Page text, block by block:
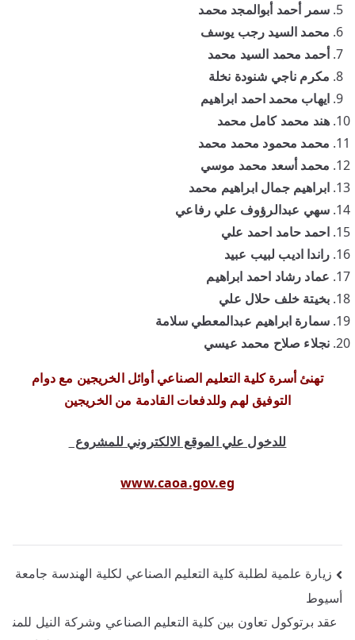
سمر أحمد أبوالمجد محمد
محمد السيد رجب يوسف
أحمد محمد السيد محمد
مكرم ناجي شنودة نخلة
ايهاب محمد احمد ابراهيم
هند محمد كامل محمد
محمد محمود محمد محمد
محمد أسعد محمد موسي
ابراهيم جمال ابراهيم محمد
سهي عبدالرؤوف علي رفاعي
احمد حامد احمد علي
راندا اديب لبيب عبيد
عماد رشاد احمد ابراهيم
بخيتة خلف حلال علي
سمارة ابراهيم عبدالمعطي سلامة
نجلاء صلاح محمد عيسي
تهنئ أسرة كلية التعليم الصناعي أوائل الخريجين مع دوام
التوفيق لهم وللدفعات القادمة من الخريجين
للدخول علي الموقع الالكتروني للمشروع
www.caoa.gov.eg
زيارة علمية لطلبة كلية التعليم الصناعي لكلية الهندسة جامعة
أسيوط
عقد برتوكول تعاون بين كلية التعليم الصناعي وشركة النيل للمن